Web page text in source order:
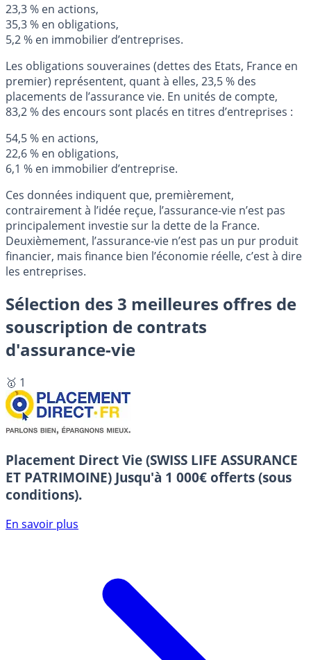
23,3 % en actions,
35,3 % en obligations,
5,2 % en immobilier d’entreprises.
Les obligations souveraines (dettes des Etats, France en
premier) représentent, quant à elles, 23,5 % des
placements de l’assurance vie. En unités de compte,
83,2 % des encours sont placés en titres d’entreprises :
54,5 % en actions,
22,6 % en obligations,
6,1 % en immobilier d’entreprise.
Ces données indiquent que, premièrement,
contrairement à l’idée reçue, l’assurance-vie n’est pas
principalement investie sur la dette de la France.
Deuxièmement, l’assurance-vie n’est pas un pur produit
financier, mais finance bien l’économie réelle, c’est à dire
les entreprises.
Sélection des 3 meilleures offres de
souscription de contrats
d'assurance-vie
🥇 1
Placement Direct Vie (SWISS LIFE ASSURANCE
ET PATRIMOINE) Jusqu'à 1 000€ offerts (sous
conditions).
En savoir plus